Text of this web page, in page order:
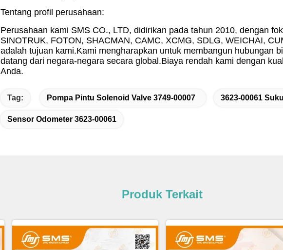
Tentang profil perusahaan:
Perusahaan kami SMS CO., LTD, didirikan pada tahun 2010, dengan
SINOTRUK, FOTON, SHACMAN, CAMC, XCMG, SDLG, WEICHAI,
adalah tujuan kami.Kami mengharapkan untuk membangun hubungan
datang dari negara-negara secara global.Biaya rendah kami dengan
Anda.
Tag: Pompa Pintu Solenoid Valve 3749-00007 3623-00061
Sensor Odometer 3623-00061
Produk Terkait